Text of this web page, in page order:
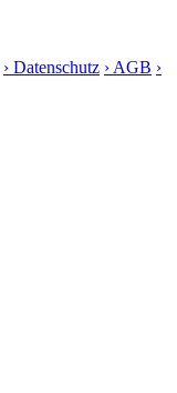
› Datenschutz › AGB ›